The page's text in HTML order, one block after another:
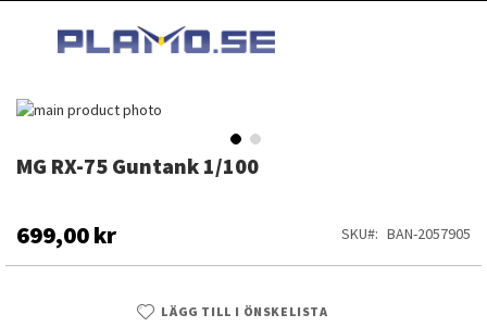
INNEHÅLLET
MG RX-75 Guntank 1/100
699,00 kr SKU BAN-2057905
LÄGG TILL I ÖNSKELISTA
Hoppa
av
Hoppa
av
bildgalleriet